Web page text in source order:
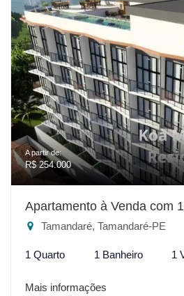
A partir de:
R$ 254.000
Apartamento à Venda com
Tamandaré, Tamandaré-PE
1 Quarto 1 Banheiro 1
Mais informações